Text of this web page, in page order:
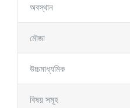
অবস্থান
মৌজা
উচ্চমাধ্যমিক
বিষয় সমূহ